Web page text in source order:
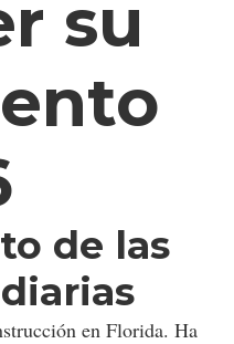
su
de las
en Florida. Ha